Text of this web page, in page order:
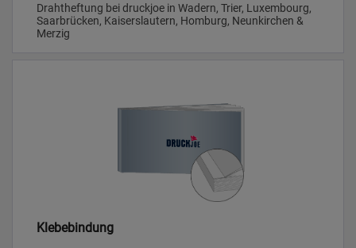
Drahtheftung bei druckjoe in Wadern, Trier, Luxembourg,
Saarbrücken, Kaiserslautern, Homburg, Neunkirchen &
Merzig
Klebebindung